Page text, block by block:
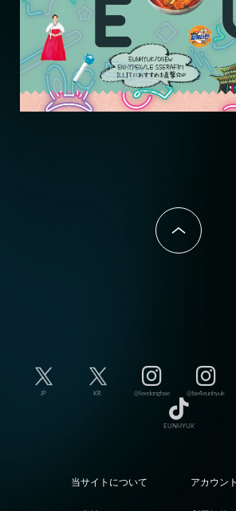
JP KR @leedonghae @be4eunhyuk
EUNHYUK
当サイトについて アカウン